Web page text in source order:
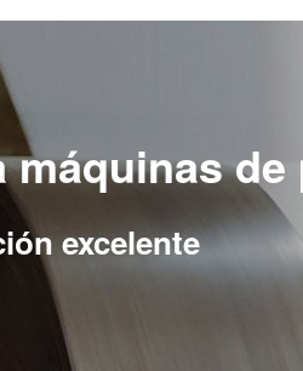
máquinas de
excelente